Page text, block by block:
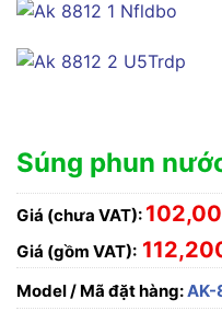
Súng phun
Giá (chưa VAT):
Giá (gồm VAT):
Model / Mã đặt hàng:AK-